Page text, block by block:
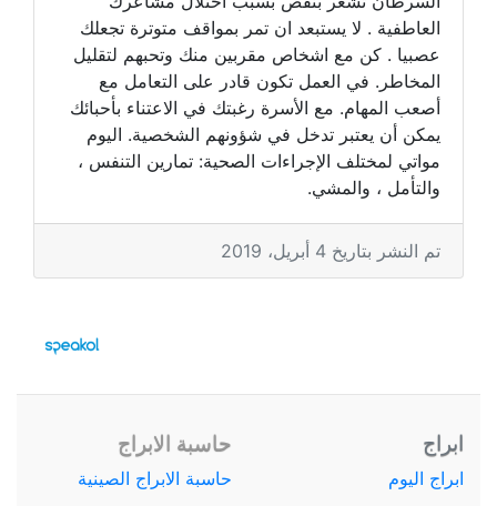
العاطفية . لا يستبعد ان تمر بمواقف متوترة تجعلك
عصبيا . كن مع اشخاص مقربين منك وتحبهم لتقليل
المخاطر. في العمل تكون قادر على التعامل مع
أصعب المهام. مع الأسرة رغبتك في الاعتناء بأحبائك
يمكن أن يعتبر تدخل في شؤونهم الشخصية. اليوم
مواتي لمختلف الإجراءات الصحية: تمارين التنفس ،
والتأمل ، والمشي.
تم النشر بتاريخ 4 أبريل، 2019
ابراج
ابراج اليوم
حاسبة الابراج
حاسبة الابراج الصينية